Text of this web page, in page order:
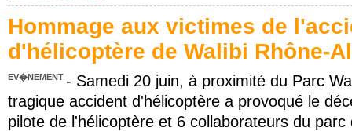
Hommage aux victimes de
d'hélicoptère de Walibi Rhône-
EV�NEMENT - Samedi 20 juin, à proximité du Parc
tragique accident d'hélicoptère a provoqué le
pilote de l'hélicoptère et 6 collaborateurs du